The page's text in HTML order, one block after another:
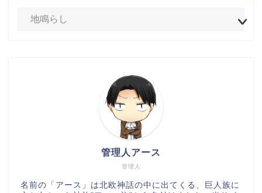
管理人
管理人アース
名前の「アース」は北欧神話の中に出てくる、巨人族に